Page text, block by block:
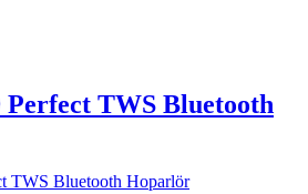
TWS Bluetooth